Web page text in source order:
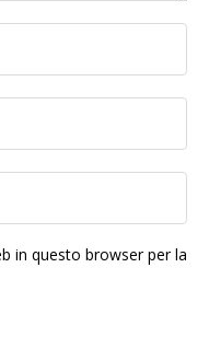
in questo browser per la